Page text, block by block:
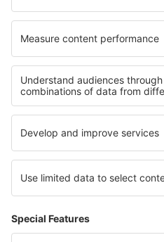
Nejlepší hotely - regiony
Hotely v Pikardii Hotely v
Hotely v Languedoc-Roussillon
Hotely v La Guajira Hotely v
Hotely in Grand Teton National Park
Hotely in North Black Sea Coast